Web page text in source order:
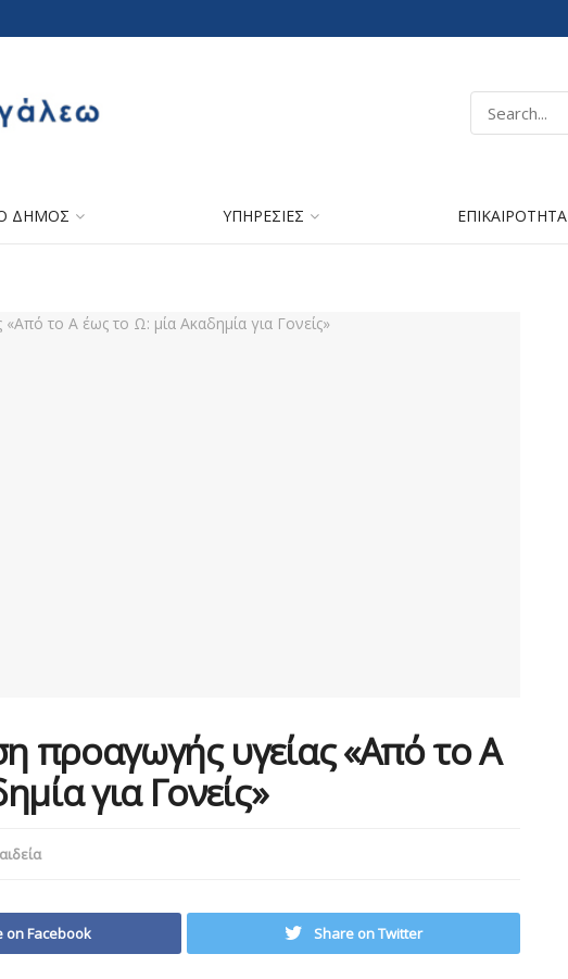
ΔΗΜΟΣ ΥΠΗΡΕΣΙΕΣ ΕΠΙΚΑΙΡΟΤΗΤΑ
προαγωγής υγείας «Από το Α
για Γονείς»
on Facebook Share on Twitter